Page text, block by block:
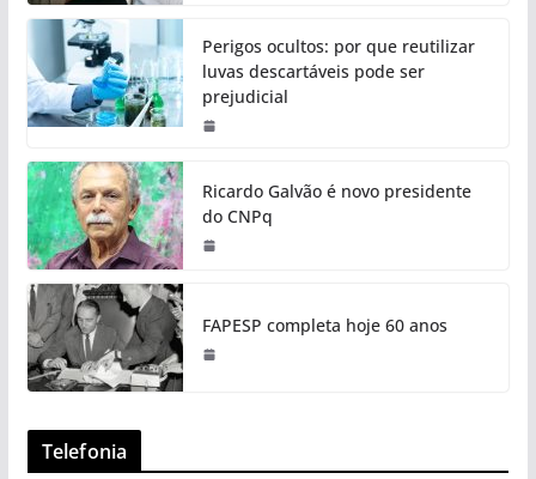
Perigos ocultos: por que reutilizar
luvas descartáveis pode ser
prejudicial
Ricardo Galvão é novo presidente
do CNPq
FAPESP completa hoje 60 anos
Telefonia